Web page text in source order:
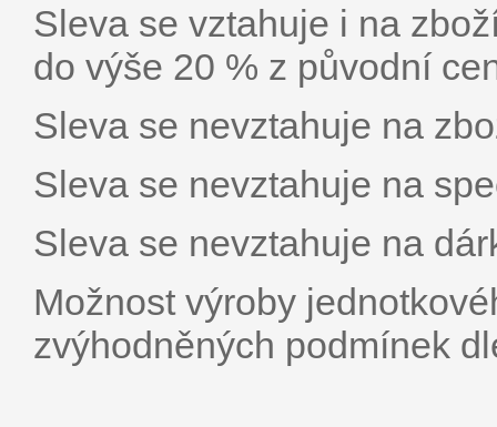
Sleva se vztahuje i na
do výše 20 % z původní
Sleva se nevztahuje na
Sleva se nevztahuje na
Sleva se nevztahuje na
Možnost výroby
zvýhodněných podmínek